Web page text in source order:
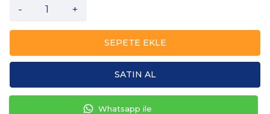
- +
SEPETE EKLE
SATIN AL
Whatsapp ile